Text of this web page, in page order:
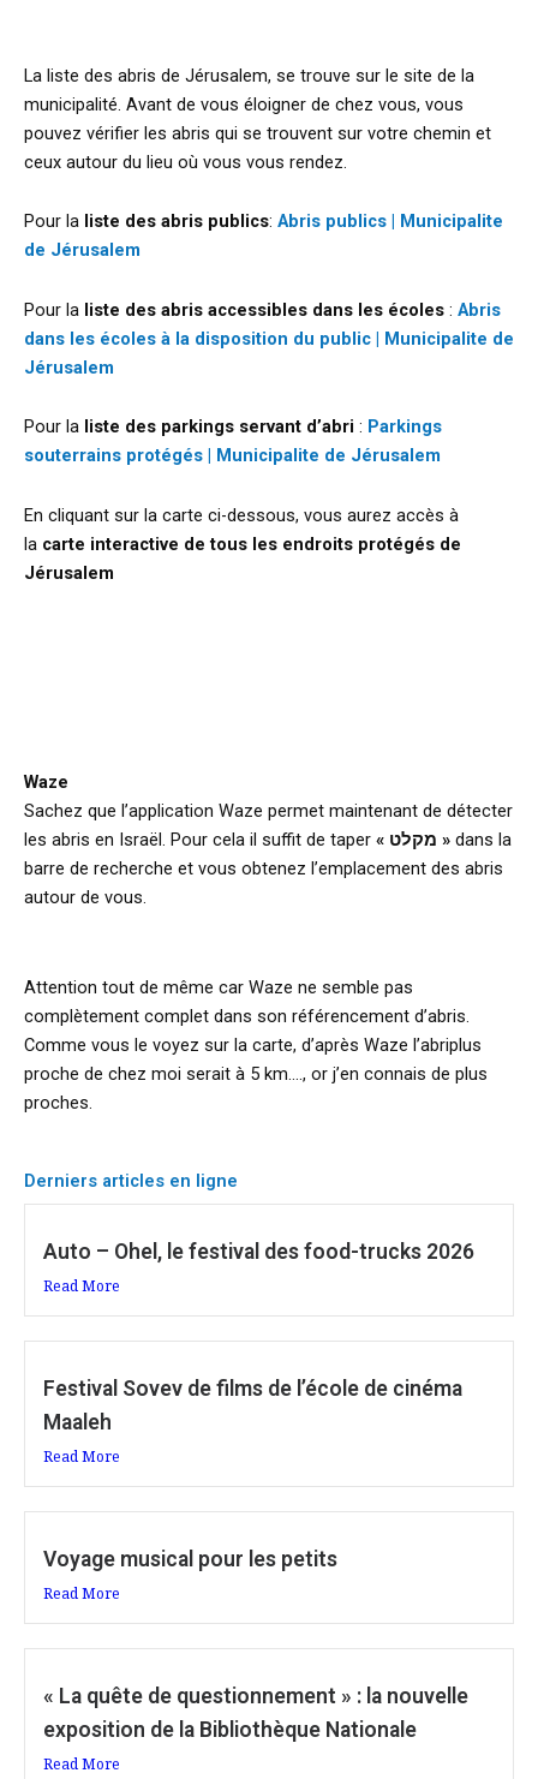
La liste des abris de Jérusalem, se trouve sur le site de la
municipalité. Avant de vous éloigner de chez vous, vous
pouvez vérifier les abris qui se trouvent sur votre chemin et
ceux autour du lieu où vous vous rendez.
Pour la liste des abris publics: Abris publics | Municipalite
de Jérusalem
Pour la liste des abris accessibles dans les écoles : Abris
dans les écoles à la disposition du public | Municipalite de
Jérusalem
Pour la liste des parkings servant d’abri : Parkings
souterrains protégés | Municipalite de Jérusalem
En cliquant sur la carte ci-dessous, vous aurez accès à
la carte interactive de tous les endroits protégés de
Jérusalem
Waze
Sachez que l’application Waze permet maintenant de détecter
les abris en Israël. Pour cela il suffit de taper
« מקלט » dans la
barre de recherche et vous obtenez l’emplacement des abris
autour de vous.
Attention tout de même car Waze ne semble pas
complètement complet dans son référencement d’abris.
Comme vous le voyez sur la carte, d’après Waze l’abriplus
proche de chez moi serait à 5 km…., or j’en connais de plus
proches.
Derniers articles en ligne
Auto – Ohel, le festival des food-trucks 2026
Read More
Festival Sovev de films de l’école de cinéma
Maaleh
Read More
Voyage musical pour les petits
Read More
« La quête de questionnement » : la nouvelle
exposition de la Bibliothèque Nationale
Read More